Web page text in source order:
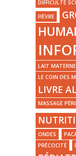
DIFFICULTÉ
FIÈVRE
LAIT
LE COIN DES
LIVRE
MASSAGE
ONDES
PRÉCOCITÉ